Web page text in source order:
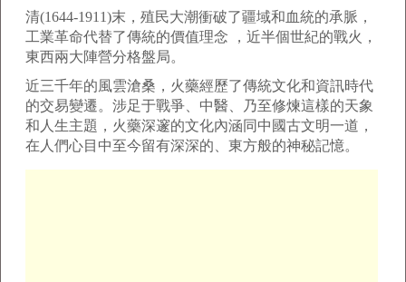
清(1644-1911)末，殖民大潮衝破了疆域和血統的承脈，
工業革命代替了傳統的價值理念 ，近半個世紀的戰火，
東西兩大陣營分格盤局。
近三千年的風雲滄桑，火藥經歷了傳統文化和資訊時代
的交易變遷。涉足于戰爭、中醫、乃至修煉這樣的天象
和人生主題，火藥深邃的文化內涵同中國古文明一道，
在人們心目中至今留有深深的、東方般的神秘記憶。